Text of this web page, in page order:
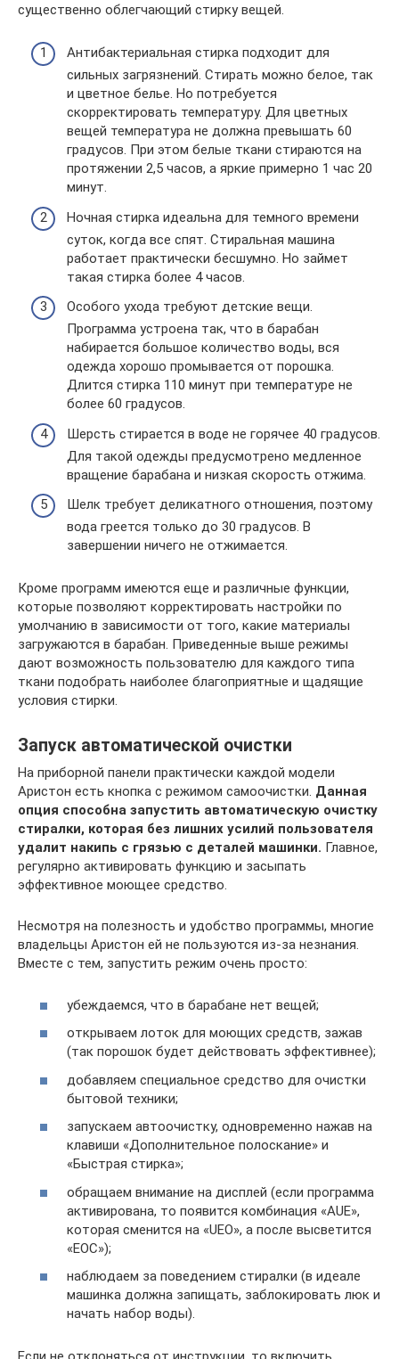
существенно облегчающий стирку вещей.
Антибактериальная стирка подходит для
сильных загрязнений. Стирать можно белое, так
и цветное белье. Но потребуется
скорректировать температуру. Для цветных
вещей температура не должна превышать 60
градусов. При этом белые ткани стираются на
протяжении 2,5 часов, а яркие примерно 1 час 20
минут.
Ночная стирка идеальна для темного времени
суток, когда все спят. Стиральная машина
работает практически бесшумно. Но займет
такая стирка более 4 часов.
Особого ухода требуют детские вещи.
Программа устроена так, что в барабан
набирается большое количество воды, вся
одежда хорошо промывается от порошка.
Длится стирка 110 минут при температуре не
более 60 градусов.
Шерсть стирается в воде не горячее 40 градусов.
Для такой одежды предусмотрено медленное
вращение барабана и низкая скорость отжима.
Шелк требует деликатного отношения, поэтому
вода греется только до 30 градусов. В
завершении ничего не отжимается.
Кроме программ имеются еще и различные функции,
которые позволяют корректировать настройки по
умолчанию в зависимости от того, какие материалы
загружаются в барабан. Приведенные выше режимы
дают возможность пользователю для каждого типа
ткани подобрать наиболее благоприятные и щадящие
условия стирки.
Запуск автоматической очистки
На приборной панели практически каждой модели
Аристон есть кнопка с режимом самоочистки. Данная
опция способна запустить автоматическую очистку
стиралки, которая без лишних усилий пользователя
удалит накипь с грязью с деталей машинки. Главное,
регулярно активировать функцию и засыпать
эффективное моющее средство.
Несмотря на полезность и удобство программы, многие
владельцы Аристон ей не пользуются из-за незнания.
Вместе с тем, запустить режим очень просто:
убеждаемся, что в барабане нет вещей;
открываем лоток для моющих средств, зажав
(так порошок будет действовать эффективнее);
добавляем специальное средство для очистки
бытовой техники;
запускаем автоочистку, одновременно нажав на
клавиши «Дополнительное полоскание» и
«Быстрая стирка»;
обращаем внимание на дисплей (если программа
активирована, то появится комбинация «AUE»,
которая сменится на «UEO», а после высветится
«ЕОС»);
наблюдаем за поведением стиралки (в идеале
машинка должна запищать, заблокировать люк и
начать набор воды).